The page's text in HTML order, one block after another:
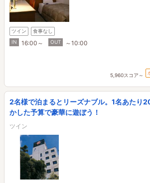
ツイン
食事なし
IN
16:00～ OUT ～10:00
5,960スコア～
2名様で泊まるとリーズナブル。1名あたり
かした予算で豪華に遊ぼう！
ツイン